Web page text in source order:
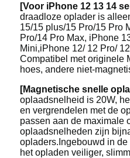
[Voor iPhone 12 13 14
draadloze oplader is
15/15 plus/15 Pro/15 Pro
Pro/14 Pro Max, iPhone
Mini,iPhone 12/ 12 Pro/
Compatibel met originele
hoes, andere niet-
[Magnetische snelle
oplaadsnelheid is 20W,
en vergrendelen met de
passen aan de maximale
oplaadsnelheden zijn
opladers.Ingebouwd in
het opladen veiliger,